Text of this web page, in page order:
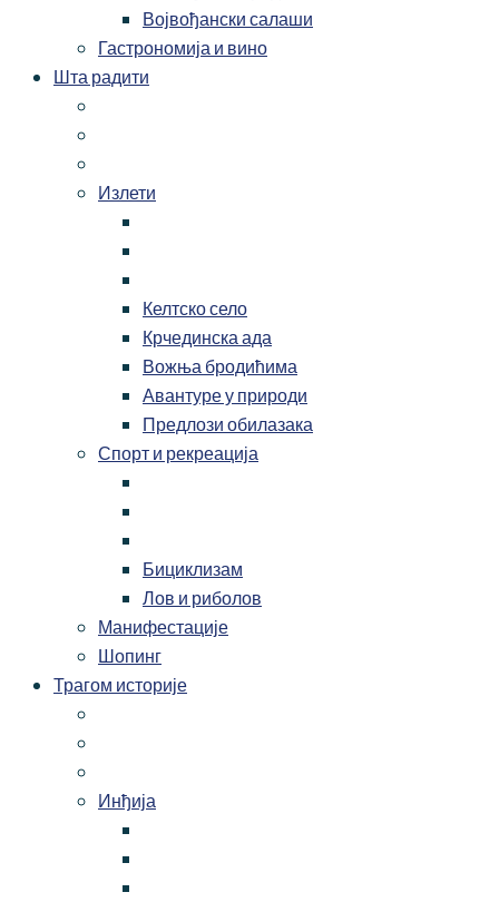
Војвођански салаши
Гастрономија и вино
Шта радити
Излети
Келтско село
Крчединска ада
Вожња бродићима
Авантуре у природи
Предлози обилазака
Спорт и рекреација
Бициклизам
Лов и риболов
Манифестације
Шопинг
Трагом историје
Инђија